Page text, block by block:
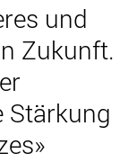
und
Zukunft.
Stärkung